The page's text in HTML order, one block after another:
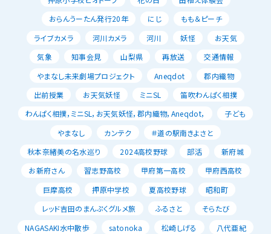
おらんうーたん発行20年
にじ
もも＆ピーチ
ライブカメラ
河川カメラ 河川 妖怪
お天気
気象
知事会見 山梨県 再放送
交通情報
やまなし未来劇場プロジェクト
Aneqdot
郡内織物
出前授業
お天気妖怪 ミニSL
笛吹わんぱく相撲
わんぱく相撲，ミニSL，お天気妖怪，郡内織物，Aneqdot，
子ども
やまなし
カンテク
＃道の駅南きよさと
秋本奈緒美の名水巡り
2024高校野球 部活
新府城
お新府さん
習志野高校 甲府第一高校
甲府西高校
巨摩高校
押原中学校 夏高校野球
昭和町
レッド吉田のまんぷくグルメ旅
ふるさと
そらたび
NAGASAKI水中散歩
satonoka 松崎しげる
八代亜紀